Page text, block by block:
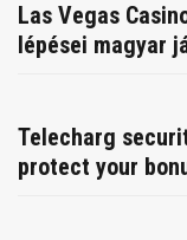
Las Vegas
lépései magyar
Telecharg
protect your